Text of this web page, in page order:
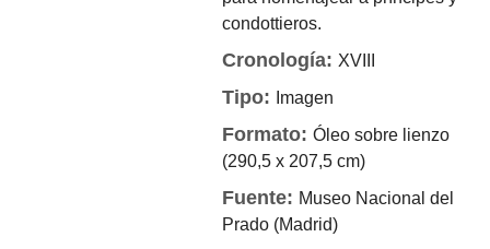
condottieros.
Cronología:XVIII
Tipo: Imagen
Formato:Óleo sobre lienzo
(290,5 x 207,5 cm)
Fuente: Museo Nacional del
Prado (Madrid)